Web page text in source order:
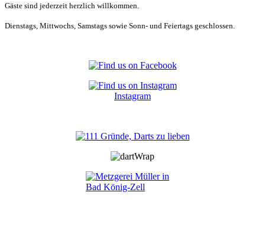
Gäste sind jederzeit herzlich willkommen.
Dienstags, Mittwochs, Samstags sowie Sonn- und Feiertags geschlossen.
Instagram